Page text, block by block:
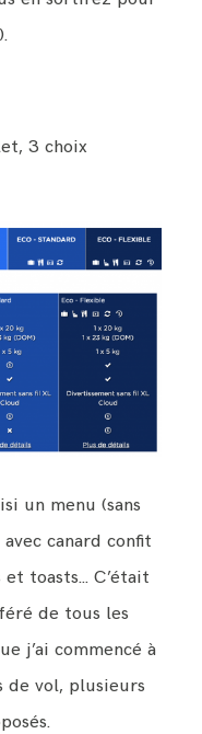
3 choix
un menu (sans
canard confit
toasts… C’était
de tous les
j’ai commencé à
de vol, plusieurs